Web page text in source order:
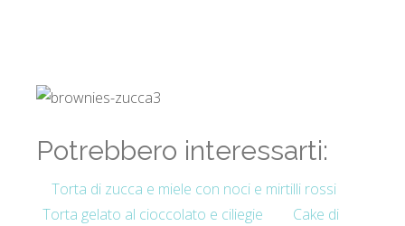
Potrebbero interessarti:
Torta di zucca e miele con noci e mirtilli rossi
Torta gelato al cioccolato e ciliegie
Cake di